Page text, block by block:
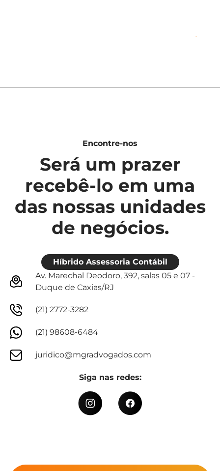
Encontre-nos
Será um prazer
recebê-lo em uma
das nossas unidades
de negócios.
Híbrido Assessoria Contábil
Av. Marechal Deodoro, 392, salas 05 e 07 -
Duque de Caxias/RJ
(21) 2772-3282
(21) 98608-6484
juridico@mgradvogados.com
Siga nas redes: